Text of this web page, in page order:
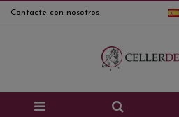
Contacte con nosotros